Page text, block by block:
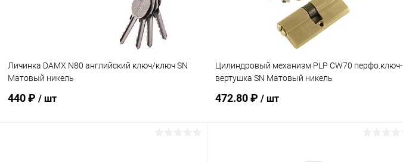
Личинка DAMX N80 английский ключ/ключ SN
Матовый никель
440 ₽ / шт
Цилиндровый механизм PLP CW70 перфо.ключ-
вертушка SN Матовый никель
472.80 ₽ / шт